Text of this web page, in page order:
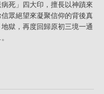
死」四大印，擅長以神蹟來
眾絕望來凝聚信仰的背後真
獄，再度回歸原初三境一通